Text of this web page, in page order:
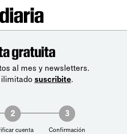
gratuita
al mes y newsletters.
ilimitado suscribite.
2
cuenta
3
Confirmación